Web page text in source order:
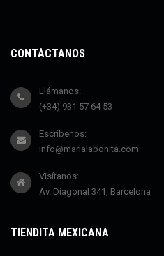
CONTÁCTANOS
Llámanos:
(+34) 931 57 64 53
Escríbenos:
info@marialabonita.com
Visítanos:
Av. Diagonal 341, Barcelona
TIENDITA MEXICANA